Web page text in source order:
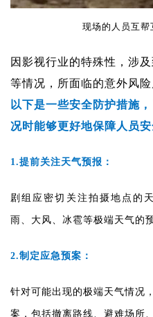
现场的人员互帮
因影视行业的特殊性，涉
等情况，所面临的意外风
以下是一些安全防护措施
况时能够更好地保障人员安
1.提前关注天气预报：
剧组应密切关注拍摄地点的
雨、大风、冰雹等极端天气的
2.制定应急预案：
针对可能出现的极端天气情况
案，包括撤离路线、避难场所